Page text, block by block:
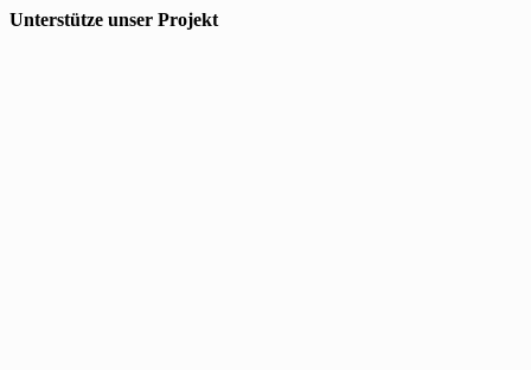
Unterstütze unser Projekt